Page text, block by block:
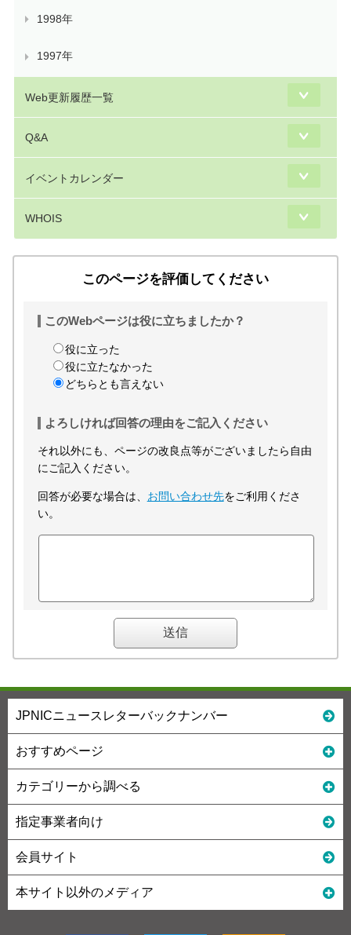
1998年
1997年
Web更新履歴一覧
Q&A
イベントカレンダー
WHOIS
このページを評価してください
このWebページは役に立ちましたか？
役に立った
役に立たなかった
どちらとも言えない
よろしければ回答の理由をご記入ください
それ以外にも、ページの改良点等がございましたら自由
にご記入ください。
回答が必要な場合は、 お問い合わせ先をご利用くださ
い。
JPNICニュースレターバックナンバー
おすすめページ
カテゴリーから調べる
指定事業者向け
会員サイト
本サイト以外のメディア